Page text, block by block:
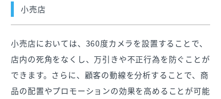
小売店
小売店においては、360度カメラを設置することで、
店内の死角をなくし、万引きや不正行為を防ぐことが
できます。さらに、顧客の動線を分析することで、商
品の配置やプロモーションの効果を高めることが可能